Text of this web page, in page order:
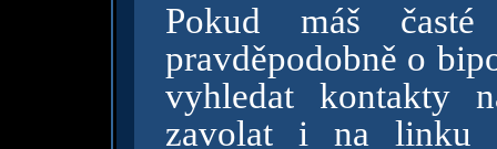
Pokud máš
pravděpodobně o
vyhledat kontakty
zavolat i na linku